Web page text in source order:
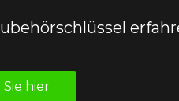
hier